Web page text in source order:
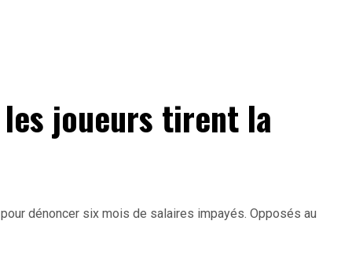
les joueurs tirent la
dénoncer six mois de salaires impayés. Opposés au